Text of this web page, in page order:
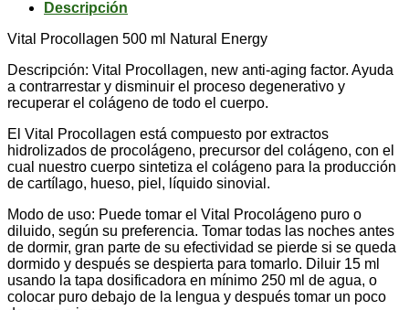
Descripción
Vital Procollagen 500 ml Natural Energy
Descripción: Vital Procollagen, new anti-aging factor. Ayuda
a contrarrestar y disminuir el proceso degenerativo y
recuperar el colágeno de todo el cuerpo.
El Vital Procollagen está compuesto por extractos
hidrolizados de procolágeno, precursor del colágeno, con el
cual nuestro cuerpo sintetiza el colágeno para la producción
de cartílago, hueso, piel, líquido sinovial.
Modo de uso: Puede tomar el Vital Procolágeno puro o
diluido, según su preferencia. Tomar todas las noches antes
de dormir, gran parte de su efectividad se pierde si se queda
dormido y después se despierta para tomarlo. Diluir 15 ml
usando la tapa dosificadora en mínimo 250 ml de agua, o
colocar puro debajo de la lengua y después tomar un poco